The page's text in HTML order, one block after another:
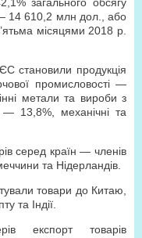
— 14 610,2 млн дол., або
місяцями 2018 р.
становили продукція
промисловості —
метали та вироби з
13,8%, механічні та
серед країн — членів
та Нідерландів.
товари до Китаю,
та Індії.
експорт товарів